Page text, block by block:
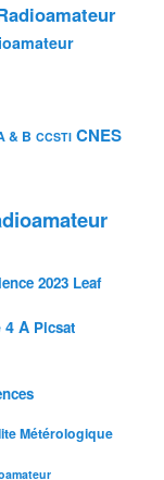
& B CCSTI CNES
2023 Leaf
4 A Picsat
Métérologique